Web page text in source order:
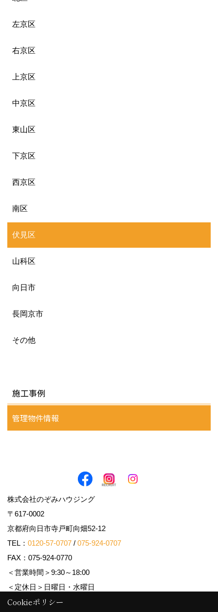
左京区
右京区
上京区
中京区
東山区
下京区
西京区
南区
伏見区
山科区
向日市
長岡京市
その他
施工事例
管理物件情報
株式会社のぞみハウジング
〒617-0002
京都府向日市寺戸町向畑52-12
TEL： 0120-57-0707 / 075-924-0707
FAX：075-924-0770
＜営業時間＞9:30～18:00
＜定休日＞日曜日・水曜日
Cookieポリシー